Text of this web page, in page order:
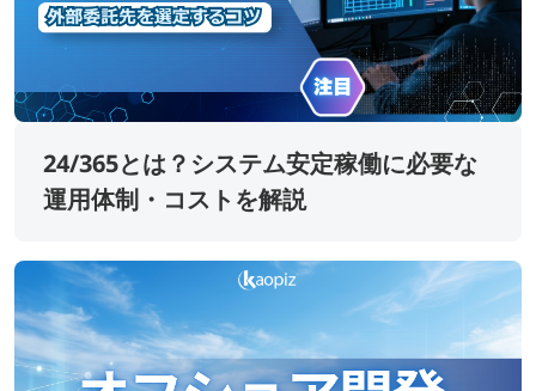
24/365とは？システム安定稼働に必要な
運用体制・コストを解説